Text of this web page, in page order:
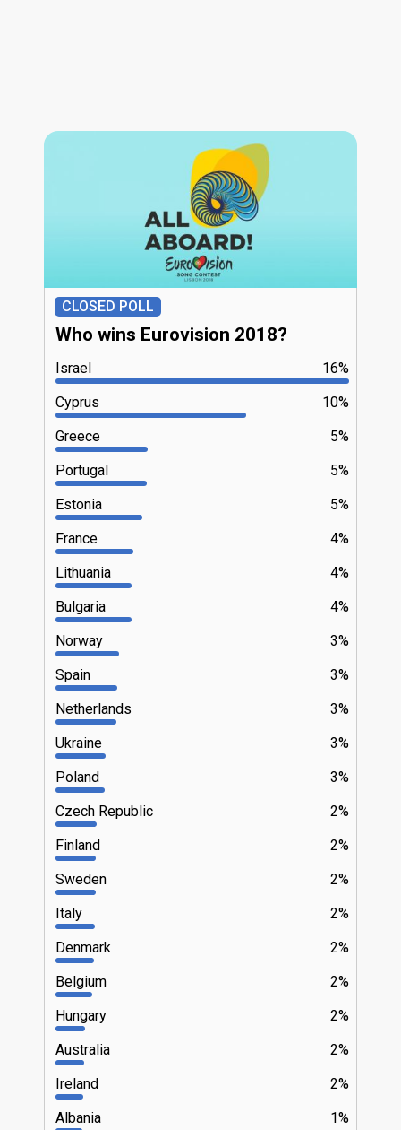
CLOSED POLL
Who wins Eurovision 2018?
16%
Israel
10%
Cyprus
5%
Greece
5%
Portugal
5%
Estonia
4%
France
4%
Lithuania
4%
Bulgaria
3%
Norway
3%
Spain
3%
Netherlands
3%
Ukraine
3%
Poland
2%
Czech Republic
2%
Finland
2%
Sweden
2%
Italy
2%
Denmark
2%
Belgium
2%
Hungary
2%
Australia
2%
Ireland
1%
Albania